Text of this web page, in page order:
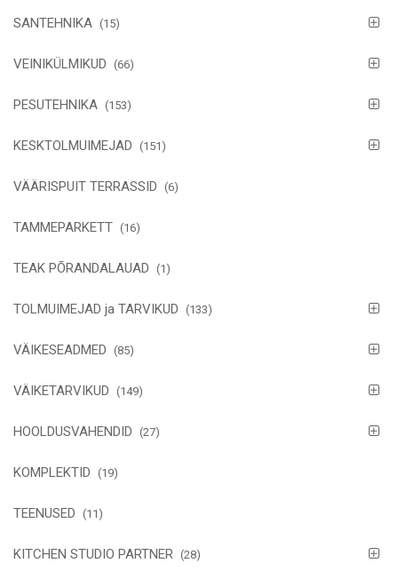
SANTEHNIKA (15)
VEINIKÜLMIKUD (66)
PESUTEHNIKA (153)
KESKTOLMUIMEJAD (151)
VÄÄRISPUIT TERRASSID (6)
TAMMEPARKETT (16)
TEAK PÕRANDALAUAD (1)
TOLMUIMEJAD ja TARVIKUD (133)
VÄIKESEADMED (85)
VÄIKETARVIKUD (149)
HOOLDUSVAHENDID (27)
KOMPLEKTID (19)
TEENUSED (11)
KITCHEN STUDIO PARTNER (28)